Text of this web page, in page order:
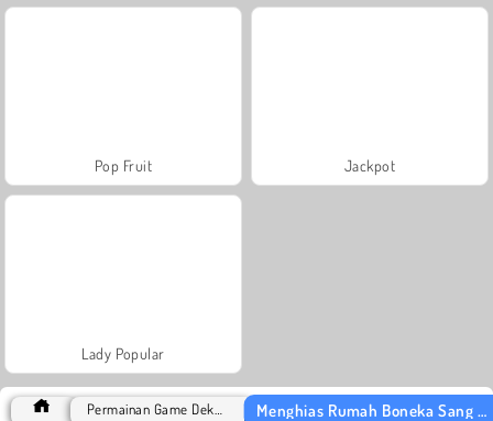
Pop Fruit Jackpot
Lady Popular
Menghias Rumah Boneka Sang Putri